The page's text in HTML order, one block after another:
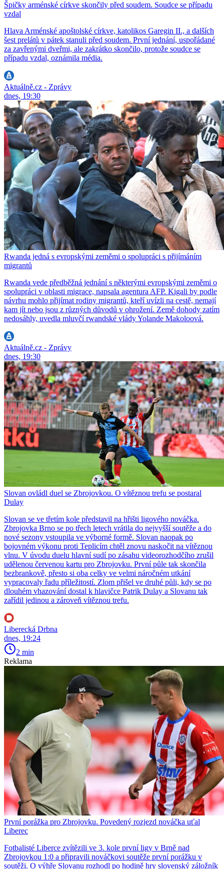
Špičky arménské církve skončily před soudem. Soudce se případu
vzdal
Hlava Arménské apoštolské církve, katolikos Garegin II., a dalších
šest prelátů v pátek stanuli před soudem. První jednání, uspořádané
za zavřenými dveřmi, ale zakrátko skončilo, protože soudce se
případu vzdal, oznámila média.
Aktuálně.cz - Zprávy
dnes, 19:30
Rwanda jedná s evropskými zeměmi o spolupráci s přijímáním
migrantů
Rwanda vede předběžná jednání s některými evropskými zeměmi o
spolupráci v oblasti migrace, napsala agentura AFP. Kigali by podle
návrhu mohlo přijímat rodiny migrantů, kteří uvízli na cestě, nemají
kam jít nebo jsou z různých důvodů v ohrožení. Země dohody zatím
nedosáhly, uvedla mluvčí rwandské vlády Yolande Makoloová.
Aktuálně.cz - Zprávy
dnes, 19:30
Slovan ovládl duel se Zbrojovkou. O vítěznou trefu se postaral
Dulay
Slovan se ve třetím kole představil na hřišti ligového nováčka.
Zbrojovka Brno se po třech letech vrátila do nejvyšší soutěže a do
nové sezony vstoupila ve výborné formě. Slovan naopak po
bojovném výkonu proti Teplicím chtěl znovu naskočit na vítěznou
vlnu. V úvodu duelu hlavní sudí po zásahu videorozhodčího zrušil
udělenou červenou kartu pro Zbrojovku. První půle tak skončila
bezbrankově, přesto si oba celky ve velmi náročném utkání
vypracovaly řadu příležitostí. Zlom přišel ve druhé půli, kdy se po
dlouhém vhazování dostal k hlavičce Patrik Dulay a Slovanu tak
zařídil jedinou a zároveň vítěznou trefu.
Liberecká Drbna
dnes, 19:24
2 min
Reklama
První porážka pro Zbrojovku. Povedený rozjezd nováčka uťal
Liberec
Fotbalisté Liberce zvítězili ve 3. kole první ligy v Brně nad
Zbrojovkou 1:0 a připravili nováčkovi soutěže první porážku v
soutěži. O výhře Slovanu rozhodl po hodině hry slovenský záložník